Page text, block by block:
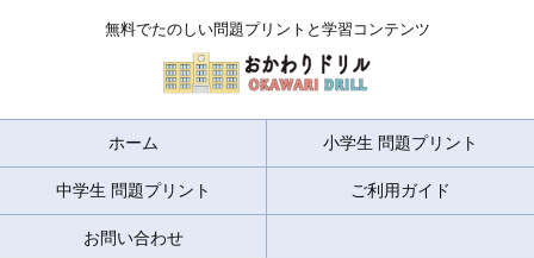
無料でたのしい問題プリントと学習コンテンツ
ホーム 小学生 問題プリント
中学生 問題プリント ご利用ガイド
お問い合わせ